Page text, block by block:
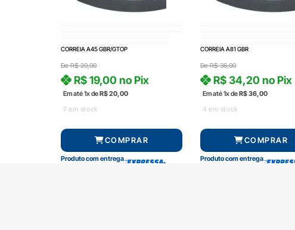
CORREIA A45 GBR/GTOP
DeR$20,00
Em até 1x deR$20,00
R$19,00 no Pix
7 em stock
COMPRAR
Produto com entrega
CORREIA A81 GBR
DeR$36,00
Em até 1x deR$36,00
R$34,20 no Pix
4 em stock
COMPRAR
Produto com entrega